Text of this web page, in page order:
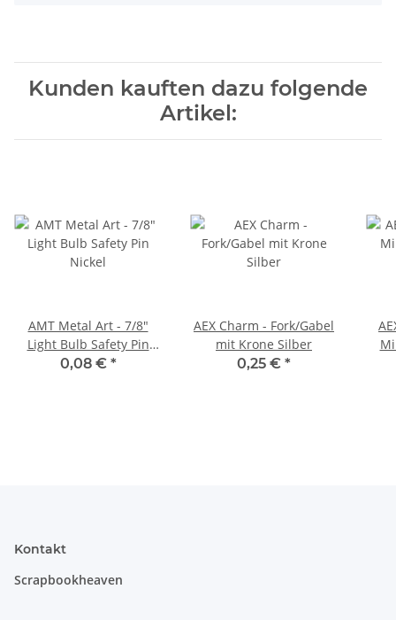
Kunden kauften dazu folgende
Artikel:
AMT Metal Art - 7/8"
Light Bulb Safety Pin
Nickel
0,08 € *
AEX Charm - Fork/Gabel
mit Krone Silber
0,25 € *
Kontakt
Scrapbookheaven